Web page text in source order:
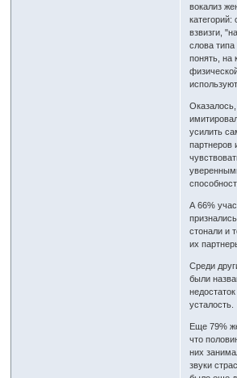
вокализ
категорий:
взвизги,
слова
понять, на
усилить
партнеров
А 66%
стонали и
их
Среди
были
усталость.
Еще 79%
что
них
звуки